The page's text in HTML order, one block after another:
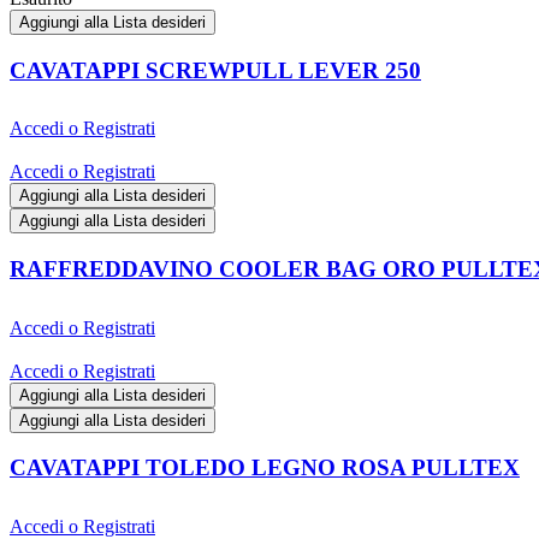
Aggiungi alla Lista desideri
CAVATAPPI SCREWPULL LEVER 250
Accedi o Registrati
Accedi o Registrati
Aggiungi alla Lista desideri
Aggiungi alla Lista desideri
RAFFREDDAVINO COOLER BAG ORO
Accedi o Registrati
Accedi o Registrati
Aggiungi alla Lista desideri
Aggiungi alla Lista desideri
CAVATAPPI TOLEDO LEGNO ROSA PULLTEX
Accedi o Registrati